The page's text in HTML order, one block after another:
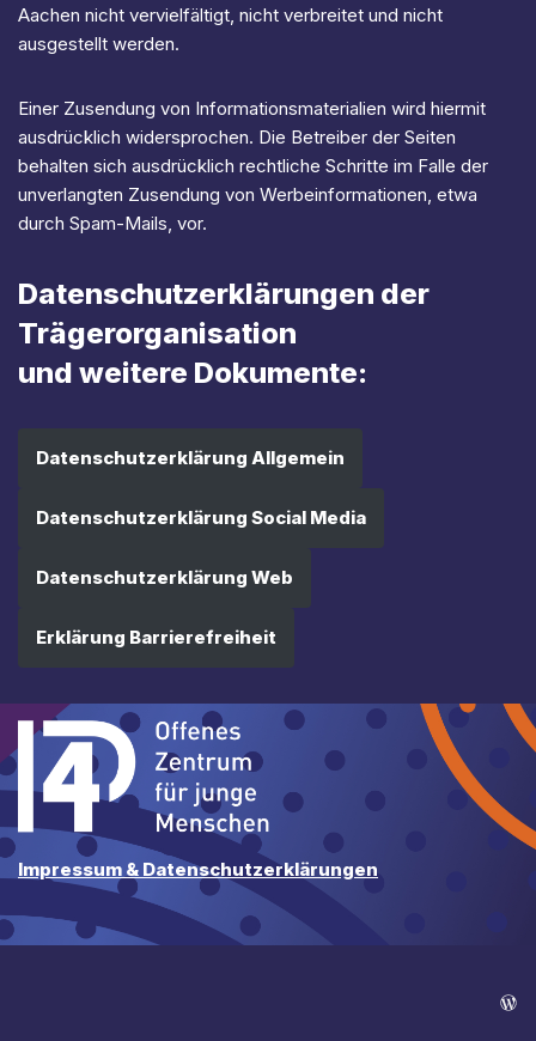
Aachen nicht vervielfältigt, nicht verbreitet und nicht
ausgestellt werden.
Einer Zusendung von Informationsmaterialien wird hiermit
ausdrücklich widersprochen. Die Betreiber der Seiten
behalten sich ausdrücklich rechtliche Schritte im Falle der
unverlangten Zusendung von Werbeinformationen, etwa
durch Spam-Mails, vor.
Datenschutzerklärungen der
Trägerorganisation
und weitere Dokumente:
Datenschutzerklärung Allgemein
Datenschutzerklärung Social Media
Datenschutzerklärung Web
Erklärung Barrierefreiheit
Impressum & Datenschutzerklärungen